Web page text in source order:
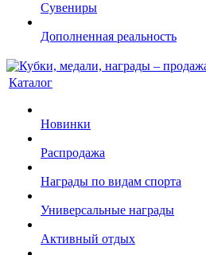
Сувениры
Дополненная реальность
Каталог
Новинки
Распродажа
Награды по видам спорта
Универсальные награды
Активный отдых